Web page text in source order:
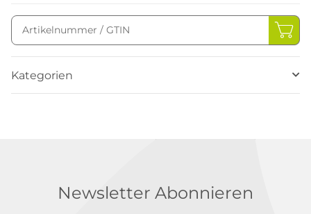
Kategorien
Newsletter Abonnieren